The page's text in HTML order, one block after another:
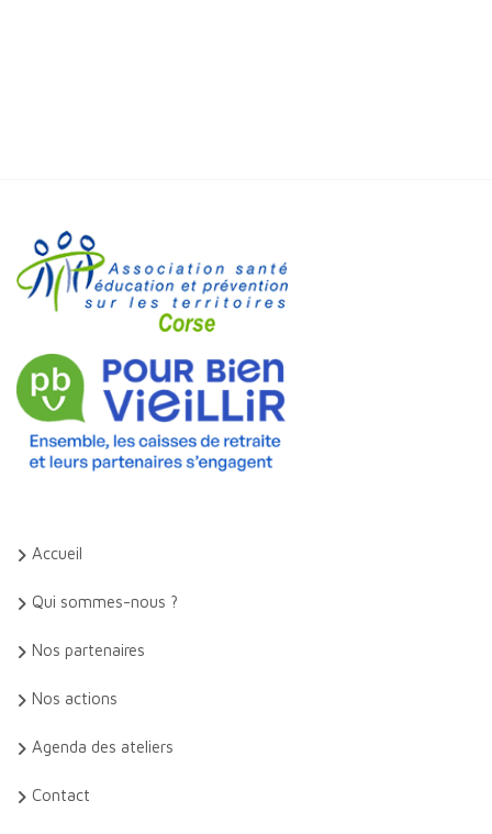
Accueil
Qui sommes-nous ?
Nos partenaires
Nos actions
Agenda des ateliers
Contact